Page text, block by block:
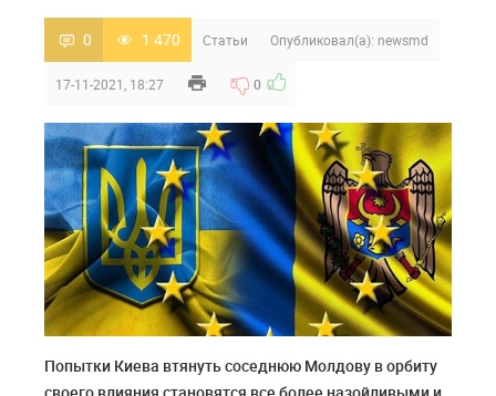
0 1 470 Статьи Опубликовал(а): newsmd
17-11-2021, 18:27 0
Попытки Киева втянуть соседнюю Молдову в орбиту